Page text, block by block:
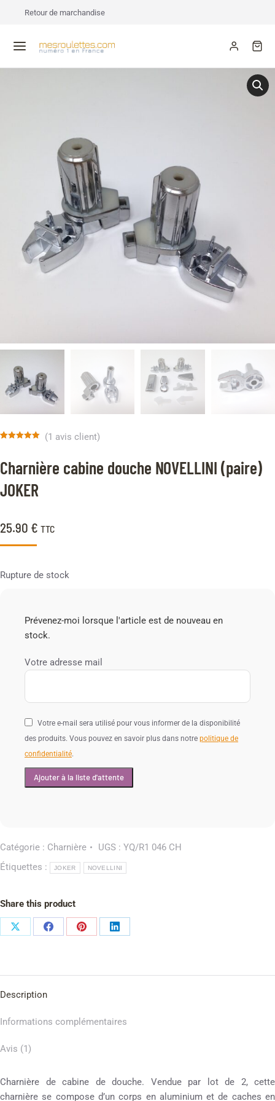
Retour de marchandise
Charnière cabine douche NOVELLINI (paire)
JOKER
25.90 € TTC
sur
notation
client
(1 avis client)
Rupture de stock
Prévenez-moi lorsque l'article est de nouveau en
stock.
Votre adresse mail
Votre e-mail sera utilisé pour vous informer de la disponibilité
des produits. Vous pouvez en savoir plus dans notre politique de
confidentialité.
Catégorie : Charnière UGS : YQ/R1 046 CH
Étiquettes :
JOKER NOVELLINI
Share this product
Description
Informations complémentaires
Avis (1)
Charnière de cabine de douche. Vendue par lot de 2, cette
charnière se compose d’un corps en aluminium et de caches en